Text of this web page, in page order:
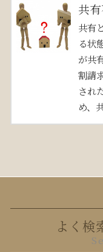
共
共有
る状
が共
割請
され
め、
よく検